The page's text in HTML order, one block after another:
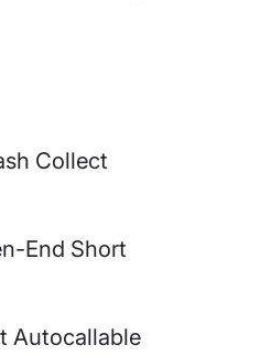
Collect
End Short
Autocallable